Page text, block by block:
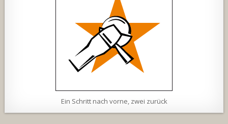
Ein Schritt nach vorne, zwei zurück